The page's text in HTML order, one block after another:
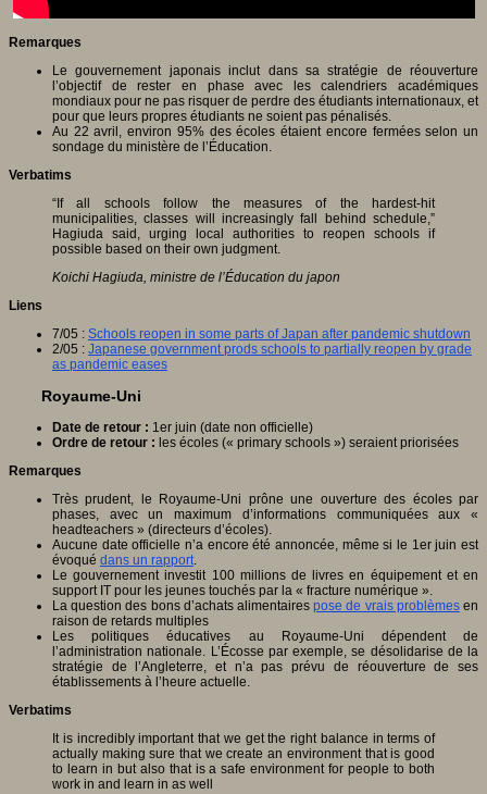
Remarques
Le gouvernement japonais inclut dans sa stratégie de réouverture
l’objectif de rester en phase avec les calendriers académiques
mondiaux pour ne pas risquer de perdre des étudiants internationaux, et
pour que leurs propres étudiants ne soient pas pénalisés.
Au 22 avril, environ 95% des écoles étaient encore fermées selon un
sondage du ministère de l’Éducation.
Verbatims
“If all schools follow the measures of the hardest-hit
municipalities, classes will increasingly fall behind schedule,”
Hagiuda said, urging local authorities to reopen schools if
possible based on their own judgment.
Koichi Hagiuda, ministre de l’Éducation du japon
Liens
7/05 : Schools reopen in some parts of Japan after pandemic shutdown
2/05 : Japanese government prods schools to partially reopen by grade
as pandemic eases
Royaume-Uni
Date de retour : 1er juin (date non officielle)
Ordre de retour : les écoles (« primary schools ») seraient priorisées
Remarques
Très prudent, le Royaume-Uni prône une ouverture des écoles par
phases, avec un maximum d’informations communiquées aux «
headteachers » (directeurs d’écoles).
Aucune date officielle n’a encore été annoncée, même si le 1er juin est
évoqué dans un rapport.
Le gouvernement investit 100 millions de livres en équipement et en
support IT pour les jeunes touchés par la « fracture numérique ».
La question des bons d’achats alimentairespose de vrais problèmesen
raison de retards multiples
Les politiques éducatives au Royaume-Uni dépendent de
l’administration nationale. L’Écosse par exemple, se désolidarise de la
stratégie de l’Angleterre, et n’a pas prévu de réouverture de ses
établissements à l’heure actuelle.
Verbatims
It is incredibly important that we get the right balance in terms of
actually making sure that we create an environment that is good
to learn in but also that is a safe environment for people to both
work in and learn in as well